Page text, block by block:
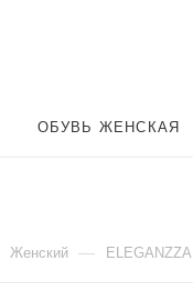
ОБУВЬ ЖЕНСКАЯ
Женский — ELEGANZZA